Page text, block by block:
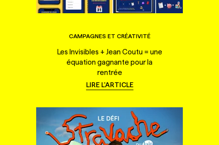
CAMPAGNES ET CRÉATIVITÉ
Les Invisibles + Jean Coutu = une
équation gagnante pour la
rentrée
LIRE L'ARTICLE